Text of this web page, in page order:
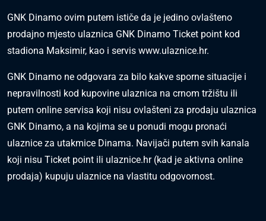
GNK Dinamo ovim putem ističe da je jedino ovlašteno
prodajno mjesto ulaznica GNK Dinamo Ticket point kod
stadiona Maksimir, kao i servis www.ulaznice.hr.
GNK Dinamo ne odgovara za bilo kakve sporne situacije i
nepravilnosti kod kupovine ulaznica na crnom tržištu ili
putem online servisa koji nisu ovlašteni za prodaju ulaznica
GNK Dinamo, a na kojima se u ponudi mogu pronaći
ulaznice za utakmice Dinama. Navijači putem svih kanala
koji nisu Ticket point ili ulaznice.hr (kad je aktivna online
prodaja) kupuju ulaznice na vlastitu odgovornost.